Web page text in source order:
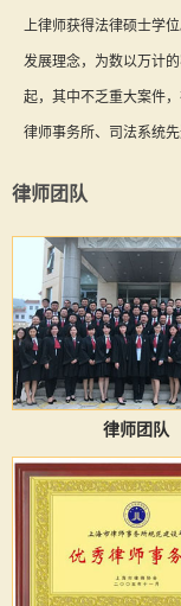
上律师获得法律硕士学
发展理念，为数以万计
起，其中不乏重大案件
律师事务所、司法系统
律师团队
律师团队